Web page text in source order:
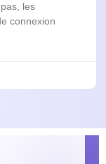
les
connexion